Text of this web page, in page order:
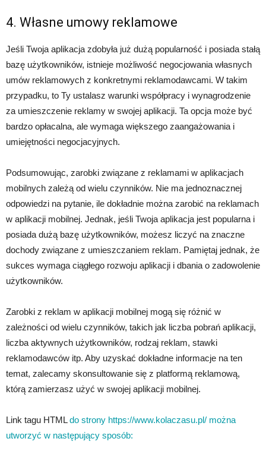
4. Własne umowy reklamowe
Jeśli Twoja aplikacja zdobyła już dużą popularność i posiada stałą
bazę użytkowników, istnieje możliwość negocjowania własnych
umów reklamowych z konkretnymi reklamodawcami. W takim
przypadku, to Ty ustalasz warunki współpracy i wynagrodzenie
za umieszczenie reklamy w swojej aplikacji. Ta opcja może być
bardzo opłacalna, ale wymaga większego zaangażowania i
umiejętności negocjacyjnych.
Podsumowując, zarobki związane z reklamami w aplikacjach
mobilnych zależą od wielu czynników. Nie ma jednoznacznej
odpowiedzi na pytanie, ile dokładnie można zarobić na reklamach
w aplikacji mobilnej. Jednak, jeśli Twoja aplikacja jest popularna i
posiada dużą bazę użytkowników, możesz liczyć na znaczne
dochody związane z umieszczaniem reklam. Pamiętaj jednak, że
sukces wymaga ciągłego rozwoju aplikacji i dbania o zadowolenie
użytkowników.
Zarobki z reklam w aplikacji mobilnej mogą się różnić w
zależności od wielu czynników, takich jak liczba pobrań aplikacji,
liczba aktywnych użytkowników, rodzaj reklam, stawki
reklamodawców itp. Aby uzyskać dokładne informacje na ten
temat, zalecamy skonsultowanie się z platformą reklamową,
którą zamierzasz użyć w swojej aplikacji mobilnej.
Link tagu HTMLdo strony https://www.kolaczasu.pl/ można
utworzyć w następujący sposób: